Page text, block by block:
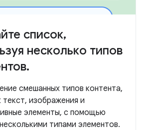
список,
несколько типов
.
смешанных типов контента,
текст, изображения и
элементы, с помощью
типами элементов.